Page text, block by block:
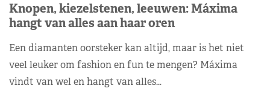
Knopen, kiezelstenen, leeuwen: Máxima
hangt van alles aan haar oren
Een diamanten oorsteker kan altijd, maar is het niet
veel leuker om fashion en fun te mengen? Máxima
vindt van wel en hangt van alles…